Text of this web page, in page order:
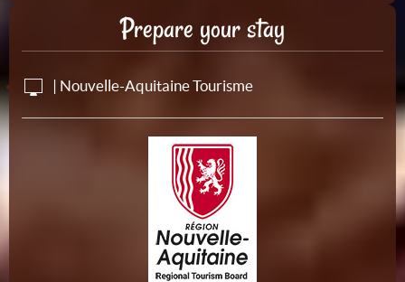
Prepare your stay
| Nouvelle-Aquitaine Tourisme